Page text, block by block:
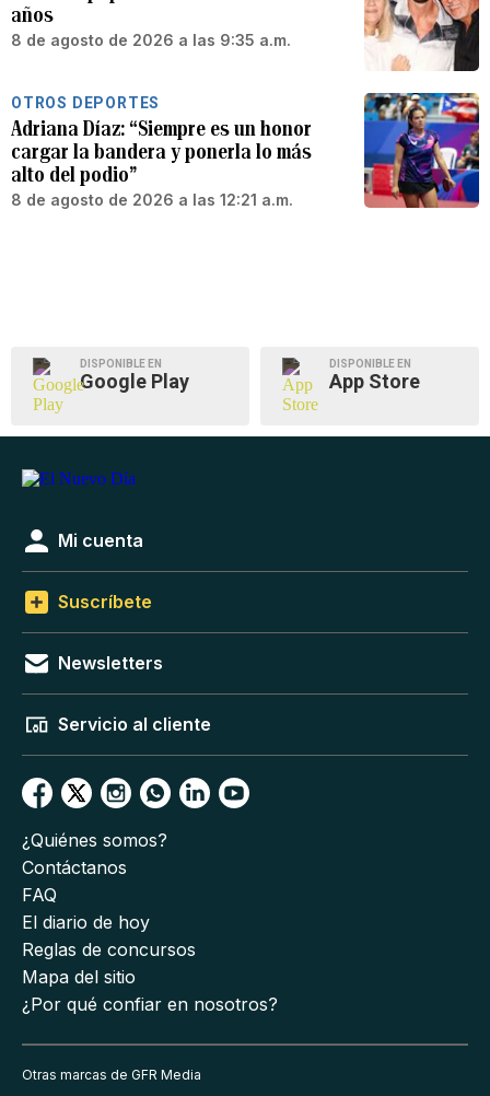
años
8 de agosto de 2026 a las 9:35 a.m.
OTROS DEPORTES
Adriana Díaz: “Siempre es un honor
cargar la bandera y ponerla lo más
alto del podio”
8 de agosto de 2026 a las 12:21 a.m.
DISPONIBLE EN
Google Play
DISPONIBLE EN
App Store
Mi cuenta
Suscríbete
Newsletters
Servicio al cliente
¿Quiénes somos?
Contáctanos
FAQ
El diario de hoy
Reglas de concursos
Mapa del sitio
¿Por qué confiar en nosotros?
Otras marcas de GFR Media